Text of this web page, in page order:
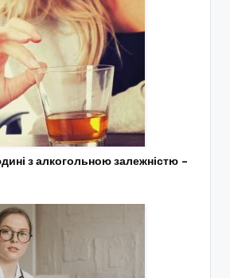
з алкогольною залежністю –